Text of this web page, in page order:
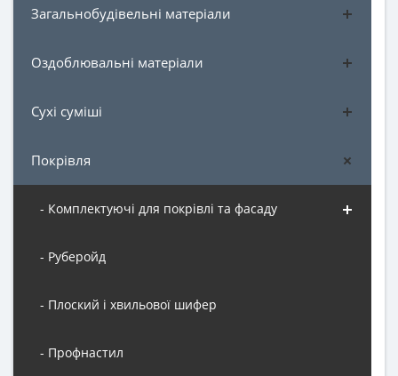
Загальнобудівельні матеріали
Оздоблювальні матеріали
Сухі суміші
Покрівля
- Комплектуючі для покрівлі та фасаду
- Руберойд
- Плоский і хвильової шифер
- Профнастил